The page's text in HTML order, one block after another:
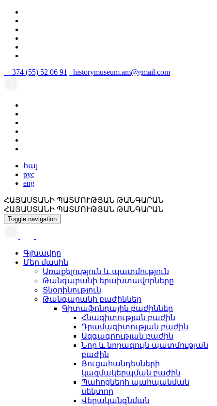
+374 (55) 52 06 91 historymuseum.am@gmail.com
հայ
рус
eng
ՀԱՅԱՍՏԱՆԻ ՊԱՏՄՈՒԹՅԱՆ ԹԱՆԳԱՐԱՆ
ՀԱՅԱՍՏԱՆԻ ՊԱՏՄՈՒԹՅԱՆ ԹԱՆԳԱՐԱՆ
Toggle navigation
Գլխավոր
Մեր մասին
Առաքելություն և պատմություն
Թանգարանի երախտավորները
Տնօրինություն
Թանգարանի բաժիններ
Գիտաֆոնդային բաժիններ
Հնագիտության բաժին
Դրամագիտության բաժին
Ազգագրության բաժին
Նոր և նորագույն պատմության
բաժին
Ցուցահանդեսների
կազմակերպման բաժին
Պահոցների պահպանման
սեկտոր
Վերականգնման